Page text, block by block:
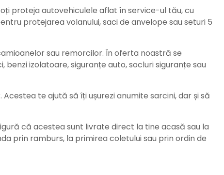
proteja autovehiculele aflat în service-ul tău, cu
protejarea volanului, saci de anvelope sau seturi 5
sau remorcilor. În oferta noastră se
izolatoare, siguranțe auto, socluri siguranțe sau
te ajută să îți ușurezi anumite sarcini, dar și să
că acestea sunt livrate direct la tine acasă sau la
prin ramburs, la primirea coletului sau prin ordin de